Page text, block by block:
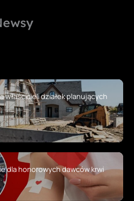
właścicieli działek planujących
dla honorowych dawców krwi